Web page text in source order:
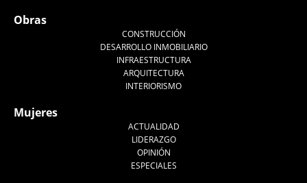
Obras
CONSTRUCCIÓN
DESARROLLO INMOBILIARIO
INFRAESTRUCTURA
ARQUITECTURA
INTERIORISMO
Mujeres
ACTUALIDAD
LIDERAZGO
OPINIÓN
ESPECIALES